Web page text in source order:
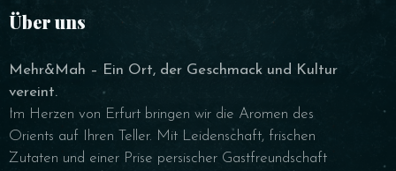
Über uns
Mehr&Mah – Ein Ort, der Geschmack und Kultur
vereint.
Im Herzen von Erfurt bringen wir die Aromen des
Orients auf Ihren Teller. Mit Leidenschaft, frischen
Zutaten und einer Prise persischer Gastfreundschaft